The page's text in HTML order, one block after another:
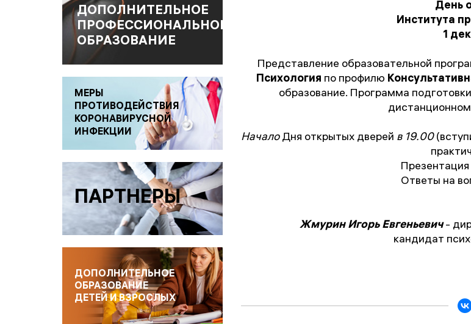
ДОПОЛНИТЕЛЬНОЕ
ПРОФЕССИОНАЛЬНОЕ
ОБРАЗОВАНИЕ
МЕРЫ
ПРОТИВОДЕЙСТВИЯ
КОРОНАВИРУСНОЙ
ИНФЕКЦИИ
ПАРТНЕРЫ
ДОПОЛНИТЕЛЬНОЕ
ОБРАЗОВАНИЕ
ДЕТЕЙ И ВЗРОСЛЫХ
День
Института
1
Представление образовательной
Психология по профилю
образование. Программа
НачалоДня открытых дверей в 19.00
Ответы на
Жмурин Игорь Евгеньевич-
кандидат